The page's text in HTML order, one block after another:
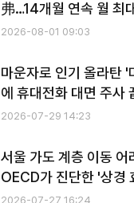
弗…14개월 연속 월 최
2026-08-01 09:03
마운자로 인기 올라탄 '
에 휴대전화 대면 주사
2026-07-29 14:23
서울 가도 계층 이동
OECD가 진단한 '상경
2026-07-27 16:24